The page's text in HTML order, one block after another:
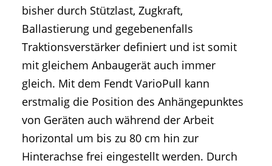
bisher durch Stützlast, Zugkraft,
Ballastierung und gegebenenfalls
Traktionsverstärker definiert und ist somit
mit gleichem Anbaugerät auch immer
gleich. Mit dem Fendt VarioPull kann
erstmalig die Position des Anhängepunktes
von Geräten auch während der Arbeit
horizontal um bis zu 80 cm hin zur
Hinterachse frei eingestellt werden. Durch